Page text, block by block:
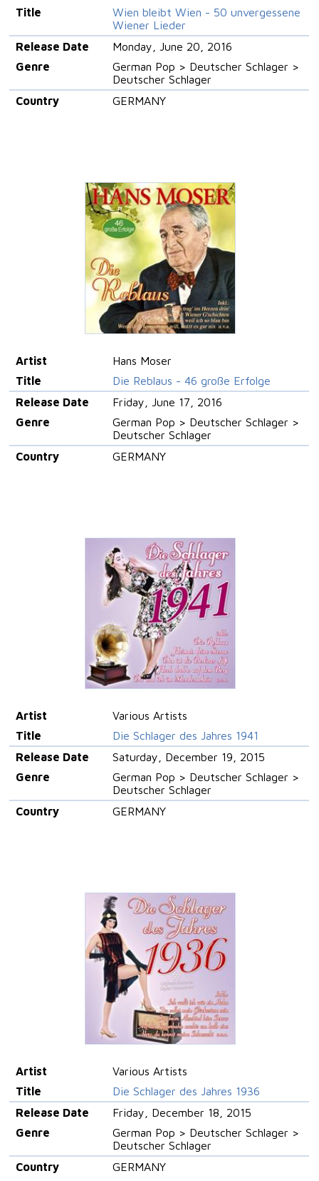
Title
Wien bleibt Wien - 50 unvergessene
Wiener Lieder
Release Date
Monday, June 20, 2016
Genre
German Pop > Deutscher Schlager >
Deutscher Schlager
Country
GERMANY
Artist
Hans Moser
Title
Die Reblaus - 46 große Erfolge
Release Date
Friday, June 17, 2016
Genre
German Pop > Deutscher Schlager >
Deutscher Schlager
Country
GERMANY
Artist
Various Artists
Title
Die Schlager des Jahres 1941
Release Date
Saturday, December 19, 2015
Genre
German Pop > Deutscher Schlager >
Deutscher Schlager
Country
GERMANY
Artist
Various Artists
Title
Die Schlager des Jahres 1936
Release Date
Friday, December 18, 2015
Genre
German Pop > Deutscher Schlager >
Deutscher Schlager
Country
GERMANY